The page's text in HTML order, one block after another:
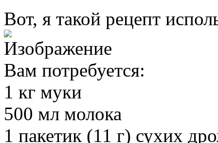
Вот, я такой рецепт
Вам потребуется:
1 кг муки
500 мл молока
1 пакетик (11 г) сухих